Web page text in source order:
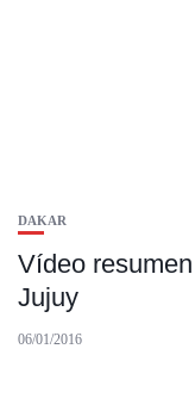
DAKAR
Vídeo
Jujuy
06/01/2016